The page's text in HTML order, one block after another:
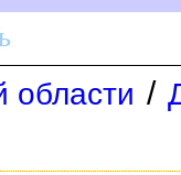
области /